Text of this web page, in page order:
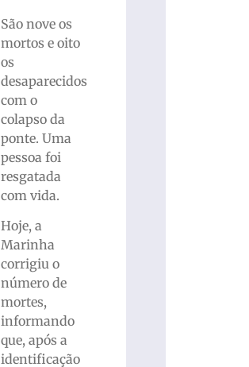
São nove os
mortos e oito
os
desaparecidos
com o
colapso da
ponte. Uma
pessoa foi
resgatada
com vida.
Hoje, a
Marinha
corrigiu o
número de
mortes,
informando
que, após a
identificação